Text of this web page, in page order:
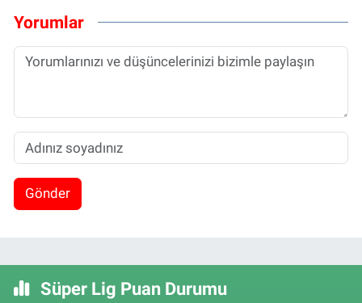
Yorumlar
Gönder
Süper Lig Puan Durumu